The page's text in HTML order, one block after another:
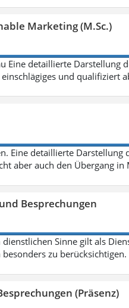
Marketing (M.Sc.)
Eine detaillierte Darstellung
und qualifiziert
Eine detaillierte
aber auch den Übergang in
Besprechungen
Sinne gilt als
zu berücksichtigen.
(Präsenz)